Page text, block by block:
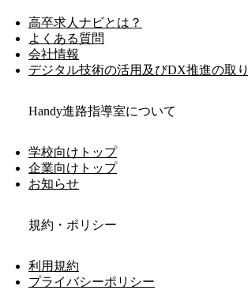
高卒求人ナビとは？
よくある質問
会社情報
デジタル技術の活用及びDX推進の取
Handy進路指導室について
学校向けトップ
企業向けトップ
お知らせ
規約・ポリシー
利用規約
プライバシーポリシー